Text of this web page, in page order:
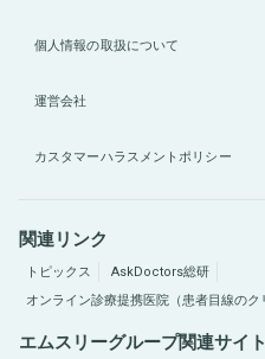
個人情報の取扱について
運営会社
カスタマーハラスメントポリシー
関連リンク
トピックス
AskDoctors総研
オンライン診療提携医院（患者目線のク
エムスリーグループ関連サイト